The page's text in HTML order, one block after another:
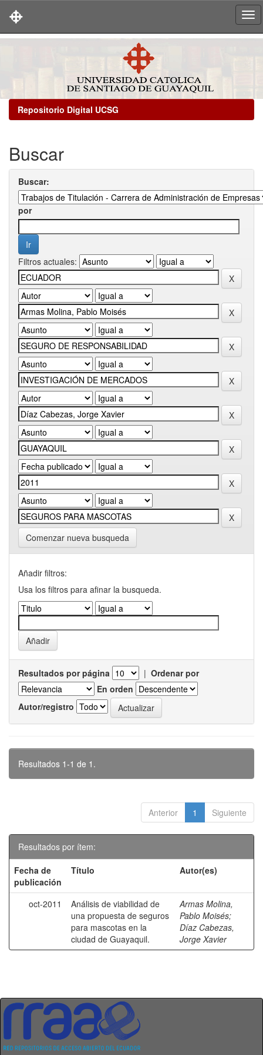
Repositorio Digital UCSG
Buscar
Buscar:
por
Filtros actuales:
Comenzar nueva busqueda
Añadir filtros:
Usa los filtros para afinar la busqueda.
Resultados por página | Ordenar por
En orden
Autor/registro
Resultados 1-1 de 1.
Anterior 1 Siguiente
Resultados por ítem:
Fecha de
publicación
Título Autor(es)
oct-2011
Análisis de viabilidad de
una propuesta de seguros
para mascotas en la
ciudad de Guayaquil.
Armas Molina,
Pablo Moisés;
Díaz Cabezas,
Jorge Xavier